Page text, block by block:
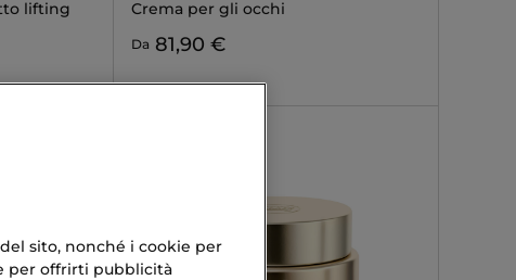
lifting
Crema per gli occhi
Da 81,90 €
sito, nonché i cookie per
per offrirti pubblicità